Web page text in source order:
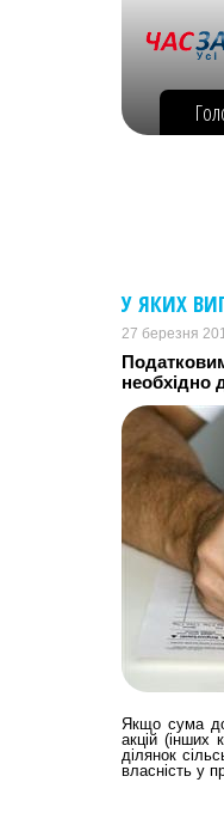
У ЯКИХ
27 березня
необхідно
Якщо сума
акцій (інших
ділянок
власність у